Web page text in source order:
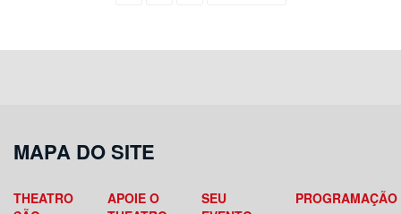
MAPA DO SITE
THEATRO
APOIE O
SEU
PROGRAMAÇÃO